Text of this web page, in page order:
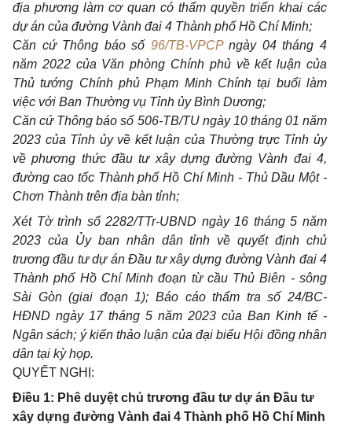
địa phương làm cơ quan có thẩm quyền triển khai các
dự án của đường Vành đai 4 Thành phố Hồ Chí Minh;
Căn cứ Thông báo số 96/TB-VPCPngày 04 tháng 4
năm 2022 của Văn phòng Chính phủ về kết luận của
Thủ tướng Chính phủ Phạm Minh Chính tại buổi làm
việc với Ban Thường vụ Tỉnh ủy Bình Dương;
Căn cứ Thông báo số 506-TB/TU ngày 10 tháng 01 năm
2023 của Tỉnh ủy về kết luận của Thường trực Tỉnh ủy
về phương thức đầu tư xây dựng đường Vành đai 4,
đường cao tốc Thành phố Hồ Chí Minh - Thủ Dầu Một -
Chơn Thành trên địa bàn tỉnh;
Xét Tờ trình số 2282/TTr-UBND ngày 16 tháng 5 năm
2023 của Ủy bannhân dân tỉnh về quyết định chủ
trương đầu tư dự án Đầu tư xây dựng đường Vành đai 4
Thành phố Hồ Chí Minh đoạn từ cầu Thủ Biên - sông
Sài Gòn (giai đoạn 1); Báo cáo thẩm tra số 24/BC-
HĐND ngày 17 tháng 5 năm 2023 của Ban Kinh tế -
Ngân sách; ý kiến thảo luận của đại biểu Hội đồng nhân
dân tại kỳ họp.
QUYẾT NGHỊ:
Điều 1: Phê duyệt chủ trương đầu tư dự án Đầu tư
xây dựng đường Vành đai 4 Thành phố Hồ Chí Minh